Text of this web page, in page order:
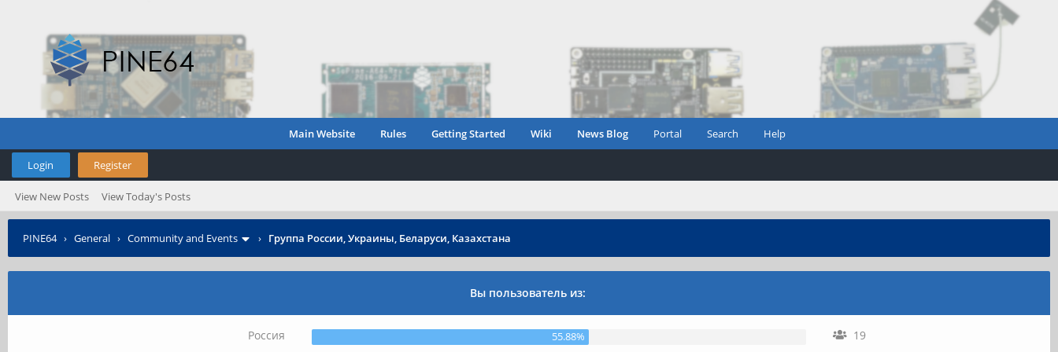
Main Website Rules Getting Started Wiki News Blog Portal Search Help
Login Register
View New Posts View Today's Posts
PINE64› General › Community and Events › Группа России, Украины, Беларуси, Казахстана
Вы пользователь из:
Россия 55.88% 19